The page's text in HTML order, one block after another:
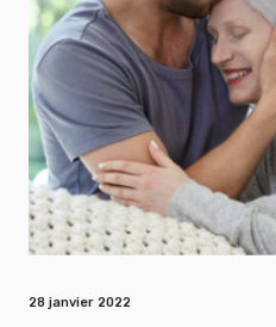
28 janvier 2022